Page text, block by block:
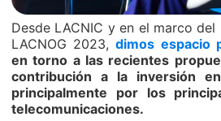
Desde LACNIC y en el marco
LACNOG 2023,dimos espacio
en torno a las recientes
contribución a la inversión
principalmente por los
telecomunicaciones.